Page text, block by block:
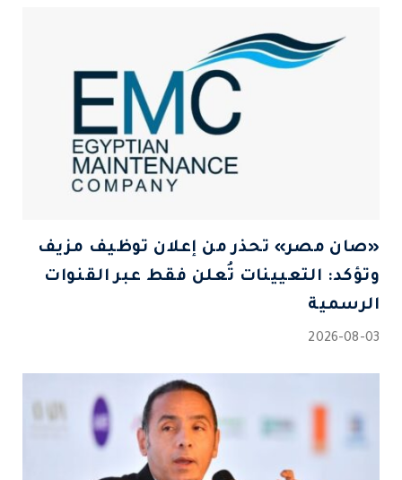
«صان مصر» تحذر من إعلان توظيف مزيف
وتؤكد: التعيينات تُعلن فقط عبر القنوات
الرسمية
2026-08-03